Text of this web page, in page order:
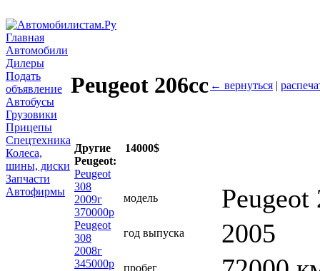
Главная
Автомобили
Дилеры
Подать
объявление
Автобусы
Грузовики
Прицепы
Спецтехника
Колеса,
шины, диски
Запчасти
Автофирмы
Peugeot 206сс ← вернуться |
Другие
Peugeot:
Peugeot
308
2009г
370000р
Peugeot
308
2008г
345000р
14000$
модель Peugeot
год выпуска 2005
пробег